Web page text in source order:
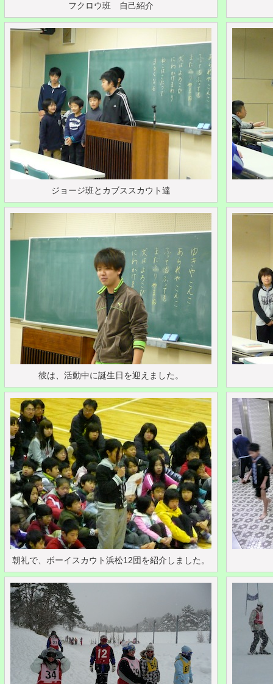
フクロウ班 自己紹介
ジョージ班とカブススカウト達
彼は、活動中に誕生日を迎えました。
朝礼で、ボーイスカウト浜松12団を紹介しました。